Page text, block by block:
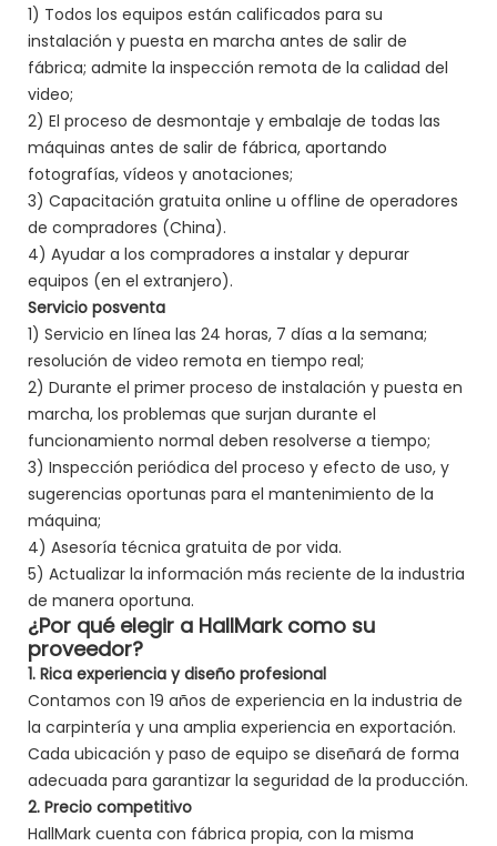
1) Todos los equipos están calificados para su
instalación y puesta en marcha antes de salir de
fábrica; admite la inspección remota de la calidad del
video;
2) El proceso de desmontaje y embalaje de todas las
máquinas antes de salir de fábrica, aportando
fotografías, vídeos y anotaciones;
3) Capacitación gratuita online u offline de operadores
de compradores (China).
4) Ayudar a los compradores a instalar y depurar
equipos (en el extranjero).
Servicio posventa
1) Servicio en línea las 24 horas, 7 días a la semana;
resolución de video remota en tiempo real;
2) Durante el primer proceso de instalación y puesta en
marcha, los problemas que surjan durante el
funcionamiento normal deben resolverse a tiempo;
3) Inspección periódica del proceso y efecto de uso, y
sugerencias oportunas para el mantenimiento de la
máquina;
4) Asesoría técnica gratuita de por vida.
5) Actualizar la información más reciente de la industria
de manera oportuna.
¿Por qué elegir a HallMark como su
proveedor?
1. Rica experiencia y diseño profesional
Contamos con 19 años de experiencia en la industria de
la carpintería y una amplia experiencia en exportación.
Cada ubicación y paso de equipo se diseñará de forma
adecuada para garantizar la seguridad de la producción.
2. Precio competitivo
HallMark cuenta con fábrica propia, con la misma